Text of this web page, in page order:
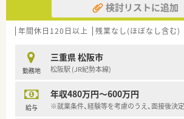
検討リストに追加
年間休日120日以上 残業なし(ほぼなし含む)
勤務地
三重県 松阪市
松阪駅 (JR紀勢本線)
給与
年収480万円～600万円
※就業条件、経験等を考慮のうえ、面接後決定